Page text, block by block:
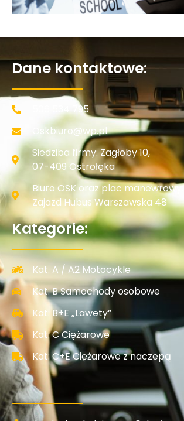
Dane kontaktowe:
506 534 795
Oskbiuro@wp.pl
Siedziba firmy: Zagłoby 10,
07-409 Ostrołęka
Biuro OSK oraz plac manewrowy:
Zajazd Hubus Warszawska 48
Kategorie:
Kat. A / A2 Motocykle
Kat: B Samochody osobowe
Kat: B+E „Lawety”
Kat: C Ciężarowe
Kat: C+E Ciężarowe z naczepą